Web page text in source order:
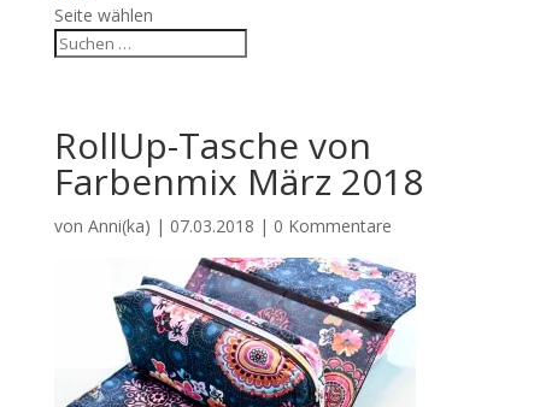
Seite wählen
RollUp-Tasche von
Farbenmix März 2018
von Anni(ka) | 07.03.2018 | 0 Kommentare